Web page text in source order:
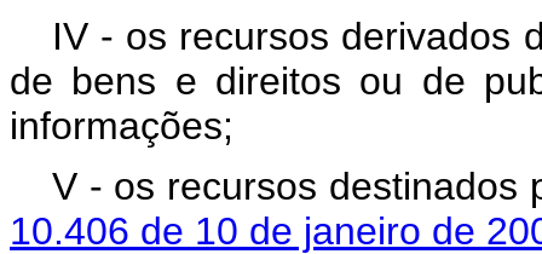
IV - os recursos derivados
de bens e direitos ou de
informações;
V - os recursos
10.406 de 10 de janeiro de